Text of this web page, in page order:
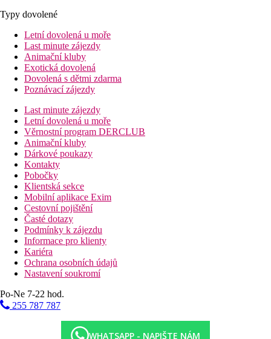
Typy dovolené
Letní dovolená u moře
Last minute zájezdy
Animační kluby
Exotická dovolená
Dovolená s dětmi zdarma
Poznávací zájezdy
Last minute zájezdy
Letní dovolená u moře
Věrnostní program DERCLUB
Animační kluby
Dárkové poukazy
Kontakty
Pobočky
Klientská sekce
Mobilní aplikace Exim
Cestovní pojištění
Časté dotazy
Podmínky k zájezdu
Informace pro klienty
Kariéra
Ochrana osobních údajů
Nastavení soukromí
Po-Ne 7-22 hod.
255 787 787
WHATSAPP - NAPIŠTE NÁM